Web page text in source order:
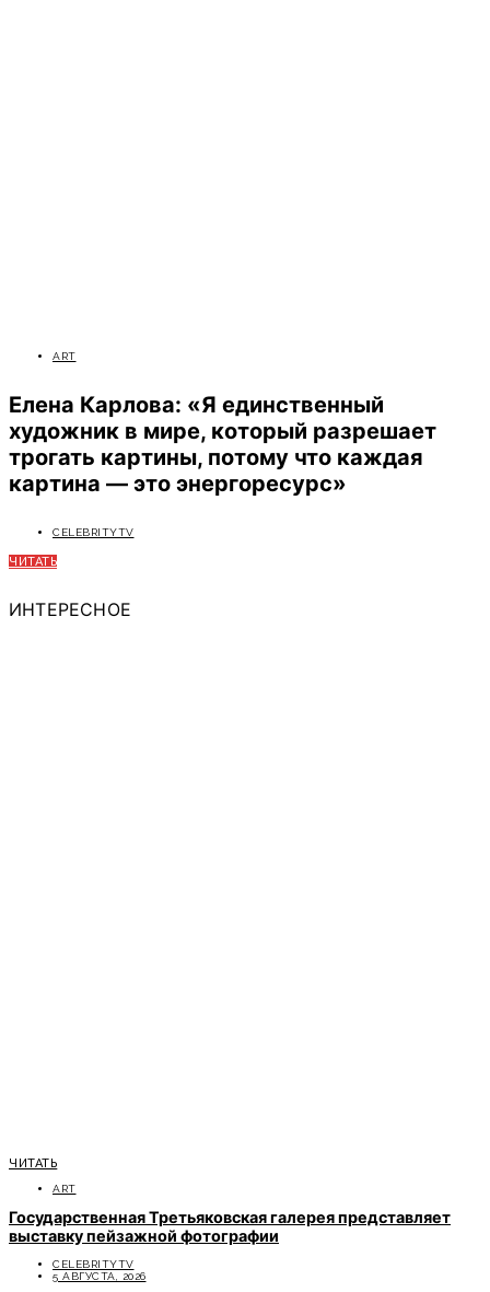
ART
Елена Карлова: «Я единственный
художник в мире, который разрешает
трогать картины, потому что каждая
картина — это энергоресурс»
CELEBRITYTV
ЧИТАТЬ
ИНТЕРЕСНОЕ
ЧИТАТЬ
ART
Государственная Третьяковская галерея представляет
выставку пейзажной фотографии
CELEBRITYTV
5 АВГУСТА, 2026